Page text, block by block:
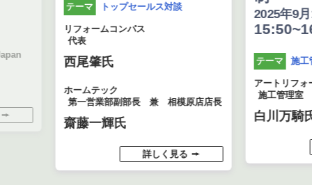
トップセールス対談
リフォームコンパス
西尾肇氏
ホームテック
第一営業部副部長 兼 相模原店店長
齋藤一輝氏
詳しく見る
2025年9月16日(
15:50~16:40
施工管理
アートリフォーム
施工管理室 室長代理
白川万騎氏